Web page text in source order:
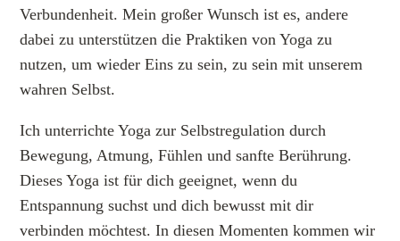
Verbundenheit. Mein großer Wunsch ist es, andere
dabei zu unterstützen die Praktiken von Yoga zu
nutzen, um wieder Eins zu sein, zu sein mit unserem
wahren Selbst.
Ich unterrichte Yoga zur Selbstregulation durch
Bewegung, Atmung, Fühlen und sanfte Berührung.
Dieses Yoga ist für dich geeignet, wenn du
Entspannung suchst und dich bewusst mit dir
verbinden möchtest. In diesen Momenten kommen wir